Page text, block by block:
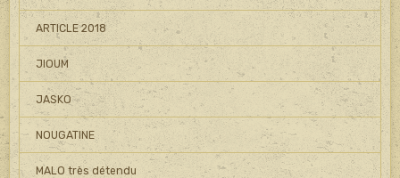
ARTICLE 2018
JIOUM
JASKO
NOUGATINE
MALO très détendu